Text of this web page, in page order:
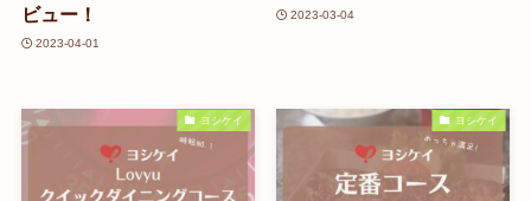
ビュー！
2023-04-01
2023-03-04
ヨシケイ ヨシケイ